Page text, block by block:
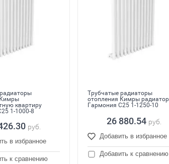
квартиру
1-1000-8
руб.
в избранное
к сравнению
Трубчатые радиаторы
отопления Кимры радиатор
Гармония С25 1-1250-10
26 880.54 руб.
Добавить в избранное
Добавить к сравнению